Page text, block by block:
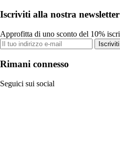
Iscriviti alla nostra newsletter
Approfitta di uno sconto del 10%
Iscriviti
Rimani connesso
Seguici sui social